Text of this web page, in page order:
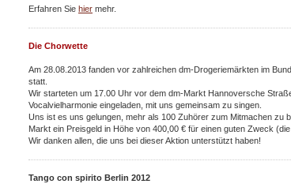
Erfahren Sie hier mehr.
Die Chorwette
Am 28.08.2013 fanden vor zahlreichen dm-Drogeriemärkten im
statt.
Wir starteten um 17.00 Uhr vor dem dm-Markt Hannoversche
Vocalvielharmonie eingeladen, mit uns gemeinsam zu singen.
Uns ist es uns gelungen, mehr als 100 Zuhörer zum Mitmachen zu
Markt ein Preisgeld in Höhe von 400,00 € für einen guten Zweck (die
Wir danken allen, die uns bei dieser Aktion unterstützt haben!
Tango con spirito Berlin 2012